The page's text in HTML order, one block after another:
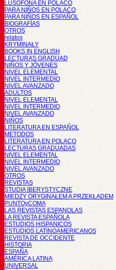
LUSÓFONA EN POLACO
PARA NIÑOS EN POLACO
PARA NIÑOS EN ESPAÑOL
BIOGRAFÍAS
OTROS
relatos
KRYMINAŁY
BOOKS IN ENGLISH
LECTURAS GRADUAD
NIÑOS Y JÓVENES
NIVEL ELEMENTAL
NIVEL INTERMEDIO
NIVEL AVANZADO
ADULTOS
NIVEL ELEMENTAL
NIVEL INTERMEDIO
NIVEL AVANZADO
NIÑOS
LITERATURA EN ESPAÑOL
METODOS
LITERATURA EN POLACO
LECTURAS GRADUADAS
NIVEL ELEMENTAL
NIVEL INTERMEDIO
NIVEL AVANZADO
OTROS
REVISTAS
STUDIA IBERYSTYCZNE
MIĘDZY ORYGINAŁEM A PRZEKŁADEM
PUNTOyCOMA
LAS REVISTAS ESPANOLAS
LA REVISTA ESPAÑOLA
ESTUDIOS HISPANICOS
ESTUDIOS LATINOAMERICANOS
REVISTA DE OCCIDENTE
HISTORIA
ESPAÑA
AMÉRICA LATINA
UNIVERSAL